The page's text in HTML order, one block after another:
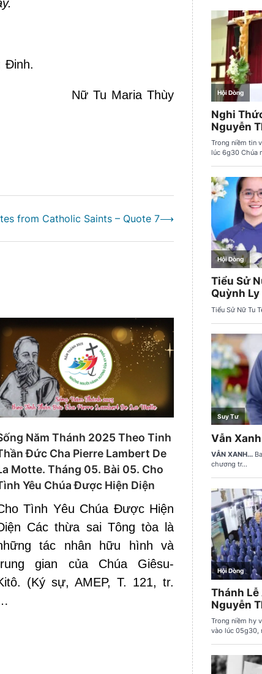
Đinh.
Nữ Tu Maria Thùy
from Catholic Saints – Quote 7⟶
Năm Thánh 2025 Theo Tinh
Đức Cha Pierre Lambert De
Motte. Tháng 05. Bài 05. Cho
Yêu Chúa Được Hiện Diện
Tình Yêu Chúa Được Hiện
Các thừa sai Tông tòa là
tác nhân hữu hình và
gian của Chúa Giêsu-
(Ký sự, AMEP, T. 121, tr.